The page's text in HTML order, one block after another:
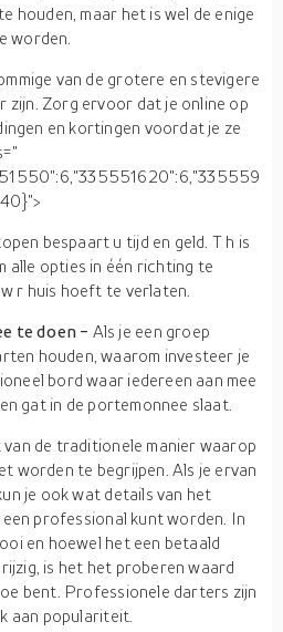
houden, maar het is wel de enige
worden.
van de grotere en stevigere
zijn. Zorg ervoor dat je online op
en kortingen voordat je ze
bespaart u tijd en geld. T h is
alle opties in één richting te
r huis hoeft te verlaten.
te doen - Als je een groep
houden, waarom investeer je
bordwaar iedereen aan mee
gat in de portemonnee slaat.
de traditionele manier waarop
worden te begrijpen. Als je ervan
je ook wat details van het
professional kunt worden. In
en hoewel het een betaald
is het het proberen waard
bent. Professionele darters zijn
aan populariteit.